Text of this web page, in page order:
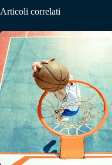
Articoli correlati